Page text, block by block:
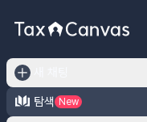
탐색
New